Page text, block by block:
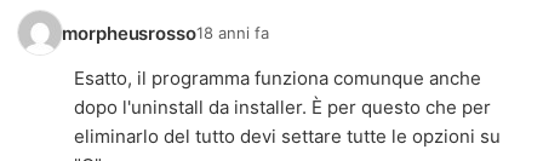
morpheusrosso18 anni fa
Esatto, il programma funziona comunque anche
dopo l'uninstall da installer. È per questo che per
eliminarlo del tutto devi settare tutte le opzioni su